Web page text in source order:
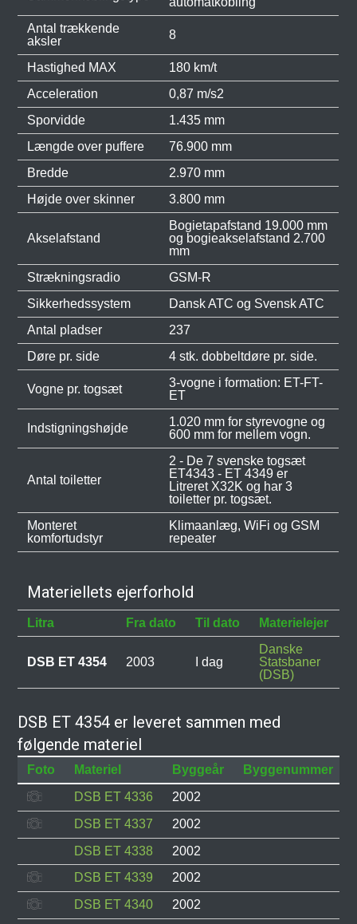
Antal trækkende
aksler
8
Hastighed MAX
180 km/t
Acceleration
0,87 m/s2
Sporvidde
1.435 mm
Længde over puffere
76.900 mm
Bredde
2.970 mm
Højde over skinner
3.800 mm
Akselafstand
Bogietapafstand 19.000 mm
og bogieakselafstand 2.700
mm
Strækningsradio
GSM-R
Sikkerhedssystem
Dansk ATC og Svensk ATC
Antal pladser
237
Døre pr. side
4 stk. dobbeltdøre pr. side.
Vogne pr. togsæt
3-vogne i formation: ET-FT-
ET
Indstigningshøjde
1.020 mm for styrevogne og
600 mm for mellem vogn.
Antal toiletter
2 - De 7 svenske togsæt
ET4343 - ET 4349 er
Litreret X32K og har 3
toiletter pr. togsæt.
Monteret
komfortudstyr
Klimaanlæg, WiFi og GSM
repeater
Materiellets ejerforhold
Litra Fra dato Til dato Materielejer
DSB ET 4354 2003 I dag
Danske
Statsbaner
(DSB)
DSB ET 4354 er leveret sammen med
følgende materiel
Foto Materiel Byggeår Byggenummer
DSB ET 4336
2002
DSB ET 4337
2002
DSB ET 4338
2002
DSB ET 4339
2002
DSB ET 4340
2002